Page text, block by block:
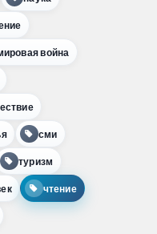
война
сми
туризм
чтение